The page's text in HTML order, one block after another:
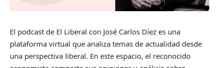
El podcast de El Liberal con José Carlos Díez es una
plataforma virtual que analiza temas de actualidad desde
una perspectiva liberal. En este espacio, el reconocido